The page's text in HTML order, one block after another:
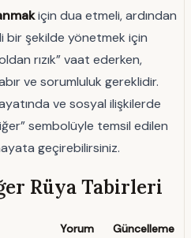
için dua etmeli, ardından
bir şekilde yönetmek için
rızık” vaat ederken,
ve sorumluluk gereklidir.
ve sosyal ilişkilerde
sembolüyle temsil edilen
geçirebilirsiniz.
Rüya Tabirleri
Yorum Güncelleme